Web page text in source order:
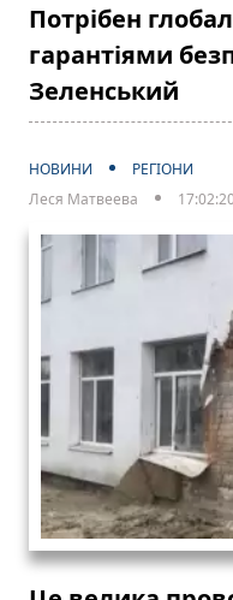
Потрібен
гарантіями
Зеленський
НОВИНИ
РЕГІОНИ
Леся Матвеева